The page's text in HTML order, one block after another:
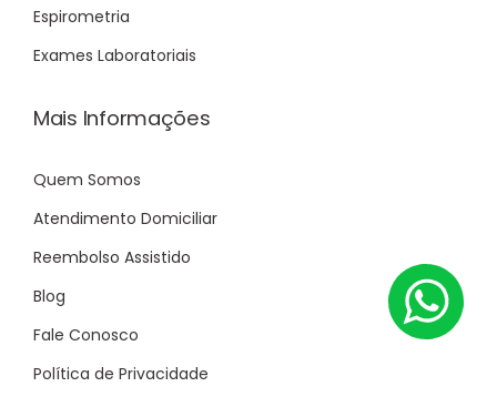
Espirometria
Exames Laboratoriais
Mais Informações
Quem Somos
Atendimento Domiciliar
Reembolso Assistido
Blog
Fale Conosco
Política de Privacidade